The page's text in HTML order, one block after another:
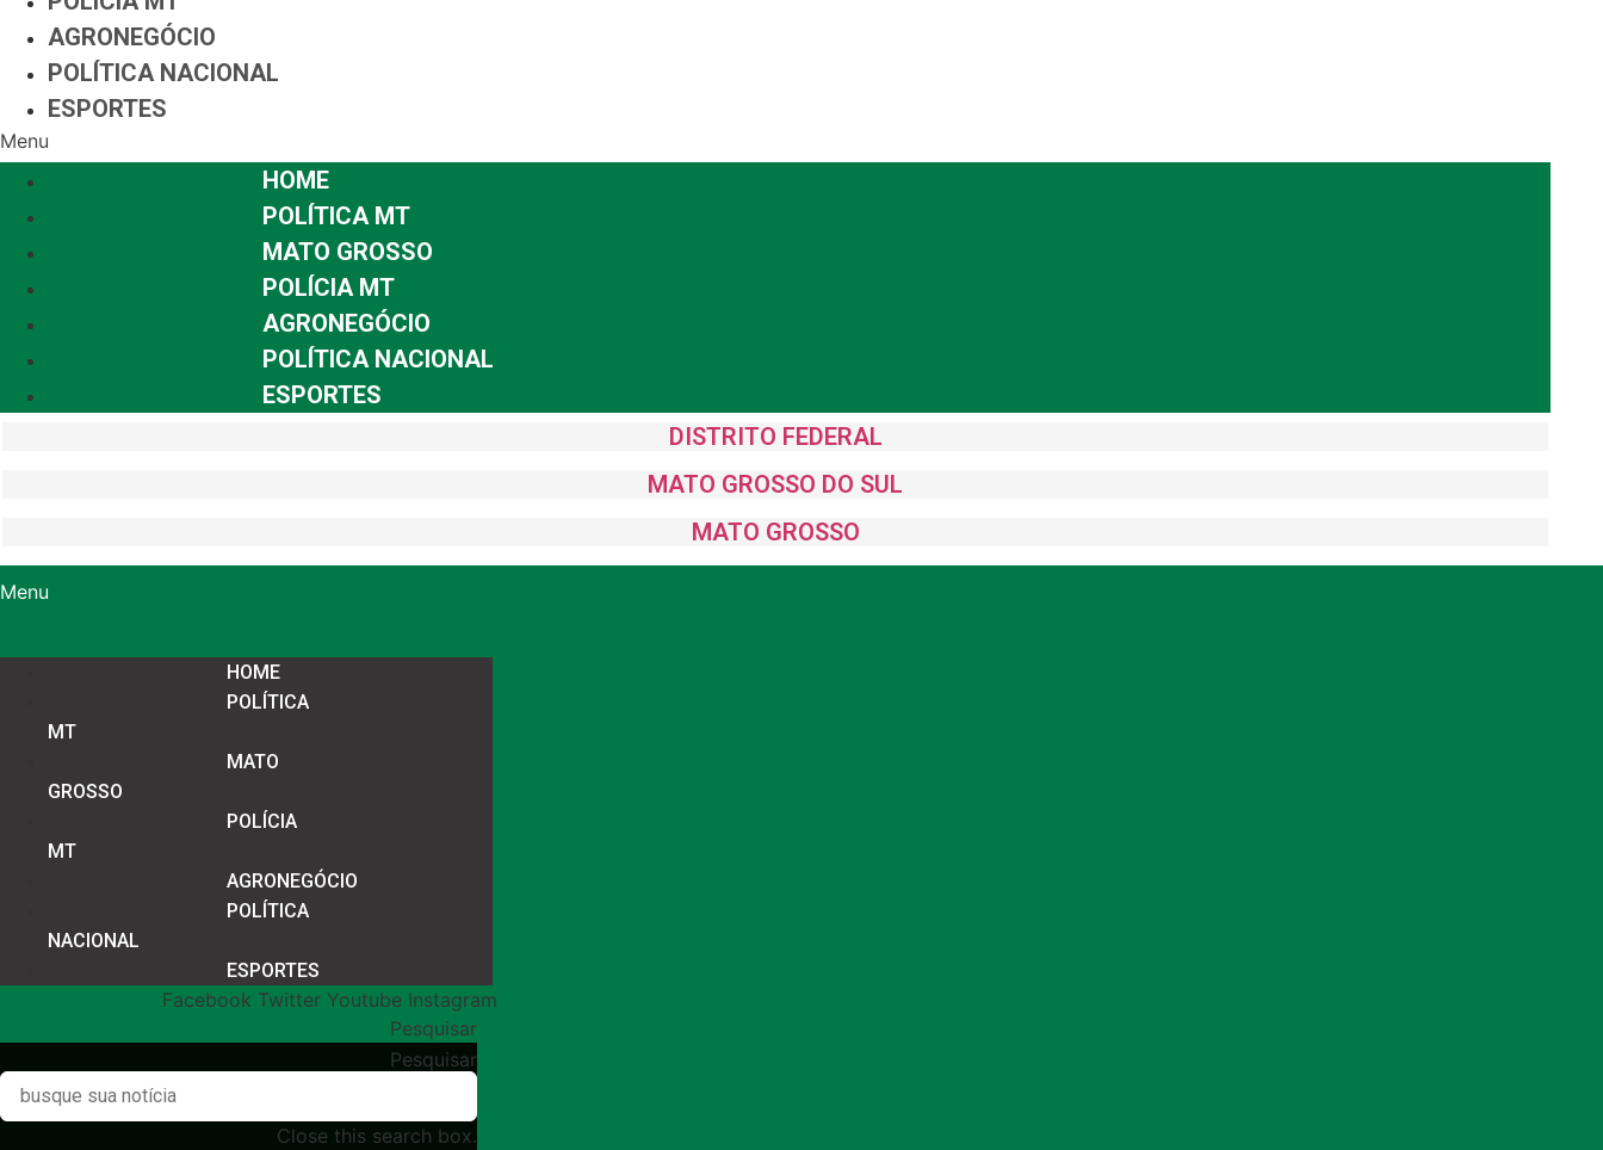
AGRONEGÓCIO
POLÍTICA NACIONAL
ESPORTES
Menu
HOME
POLÍTICA MT
MATO GROSSO
POLÍCIA MT
AGRONEGÓCIO
POLÍTICA NACIONAL
ESPORTES
DISTRITO FEDERAL
MATO GROSSO DO SUL
MATO GROSSO
Menu
HOME
POLÍTICA
MT
MATO
GROSSO
POLÍCIA
MT
AGRONEGÓCIO
POLÍTICA
NACIONAL
ESPORTES
Facebook Twitter Youtube Instagram
Pesquisar
Pesquisar
Close this search box.